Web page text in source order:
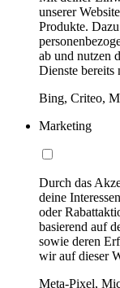
unserer
Produkte.
ab und nutzen
Dienste bereits
Bing, Criteo,
Marketing
Durch das
deine
oder
basierend auf
sowie deren
wir auf dieser
Meta-Pixel,